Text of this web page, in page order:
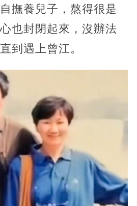
撫養兒子，熬得很是
也封閉起來，沒辦法
到遇上曾江。